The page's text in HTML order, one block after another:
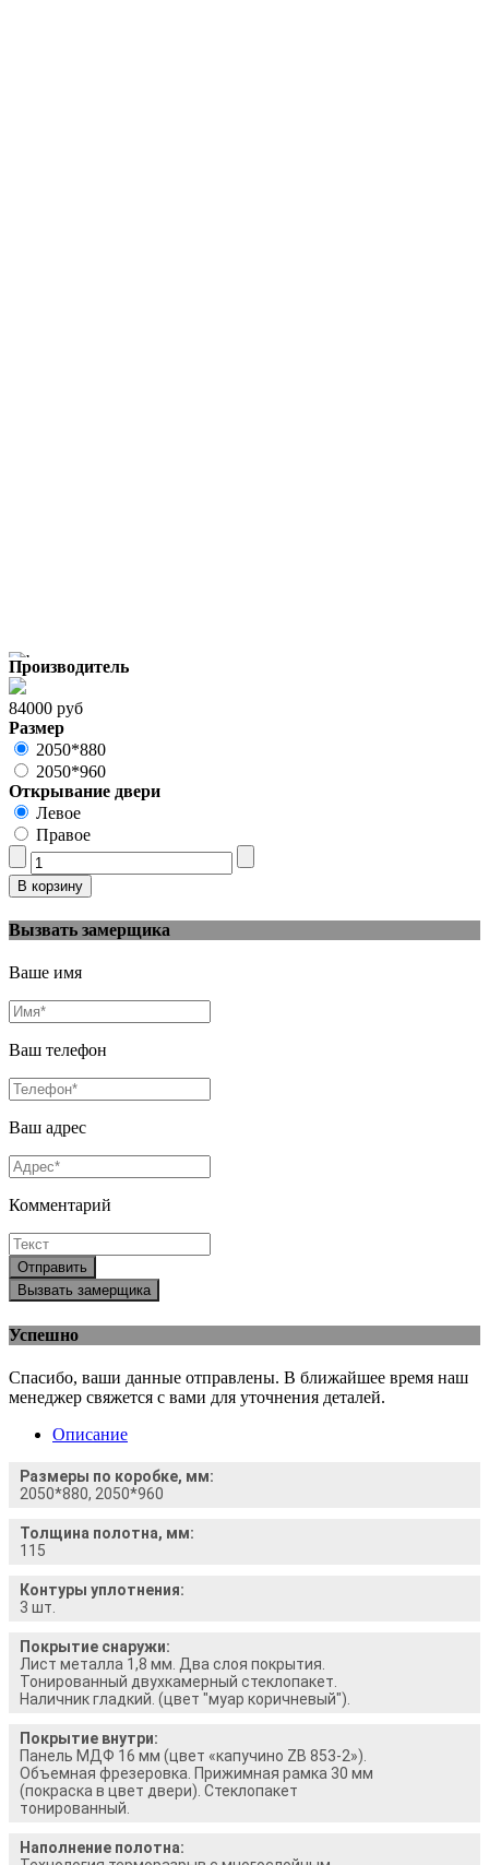
Производитель
84000 руб
Размер
2050*880
2050*960
Открывание двери
Левое
Правое
Вызвать замерщика
Ваше имя
Ваш телефон
Ваш адрес
Комментарий
Отправить
Вызвать замерщика
Успешно
Спасибо, ваши данные отправлены. В ближайшее время наш
менеджер свяжется с вами для уточнения деталей.
Описание
Размеры по коробке, мм:
2050*880, 2050*960
Толщина полотна, мм:
115
Контуры уплотнения:
3 шт.
Покрытие снаружи:
Лист металла 1,8 мм. Два слоя покрытия.
Тонированный двухкамерный стеклопакет.
Наличник гладкий. (цвет "муар коричневый").
Покрытие внутри:
Панель МДФ 16 мм (цвет «капучино ZB 853-2»).
Объемная фрезеровка. Прижимная рамка 30 мм
(покраска в цвет двери). Стеклопакет
тонированный.
Наполнение полотна: